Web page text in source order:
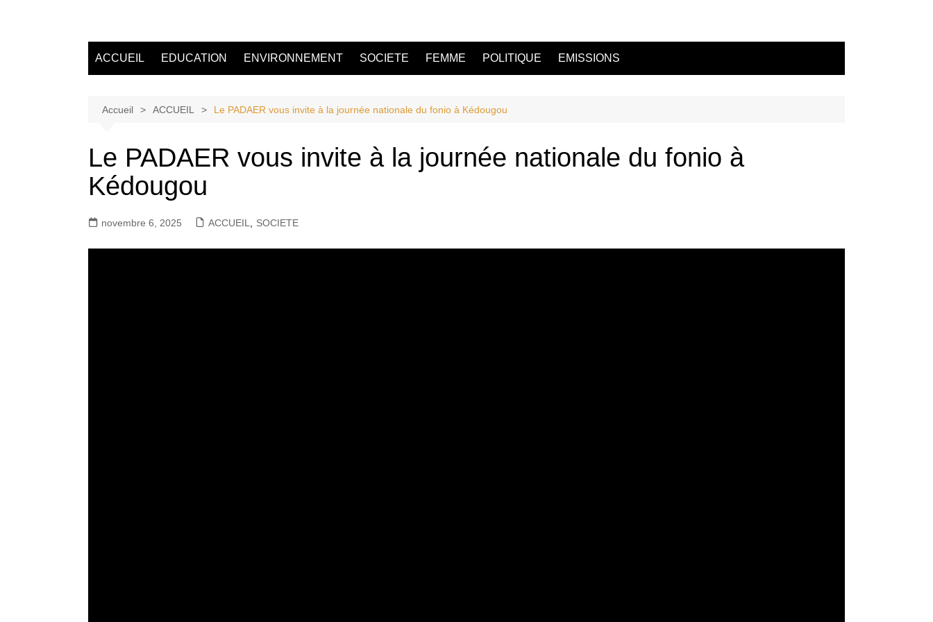
ACCUEIL EDUCATION ENVIRONNEMENT SOCIETE FEMME POLITIQUE EMISSIONS
Accueil ACCUEIL Le PADAER vous invite à la journée nationale du fonio à Kédougou
Le PADAER vous invite à la journée nationale du fonio à
Kédougou
novembre 6, 2025 ACCUEIL SOCIETE